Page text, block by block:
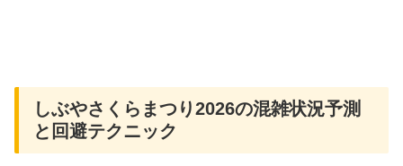
しぶやさくらまつり2026の混雑状況予測
と回避テクニック